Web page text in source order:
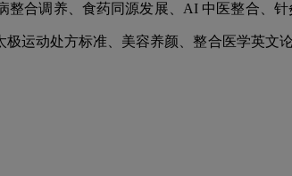
合调养、食药同源发展、AI 中医整合、
运动处方标准、美容养颜、整合医学英文